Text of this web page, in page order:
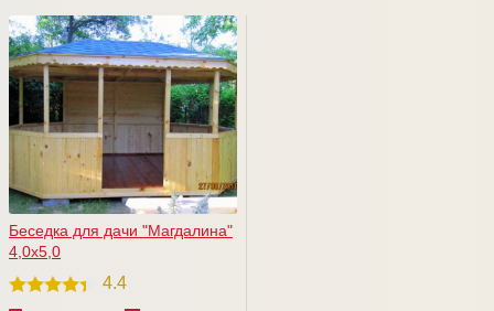
любителей уединения. Ажурные
элементы придают красоту и
легкость Красота -страшная сила!
Любая размерная линейка.
Вместимость до 12 человек!
Беседка для дачи "Магдалина"
4,0х5,0
4.4